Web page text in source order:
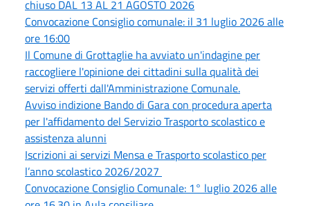
chiuso DAL 13 AL 21 AGOSTO 2026
Convocazione Consiglio comunale: il 31 luglio 2026 alle
ore 16:00
Il Comune di Grottaglie ha avviato un'indagine per
raccogliere l'opinione dei cittadini sulla qualità dei
servizi offerti dall'Amministrazione Comunale.
Avviso indizione Bando di Gara con procedura aperta
per l'affidamento del Servizio Trasporto scolastico e
assistenza alunni
Iscrizioni ai servizi Mensa e Trasporto scolastico per
l’anno scolastico 2026/2027
Convocazione Consiglio Comunale: 1° luglio 2026 alle